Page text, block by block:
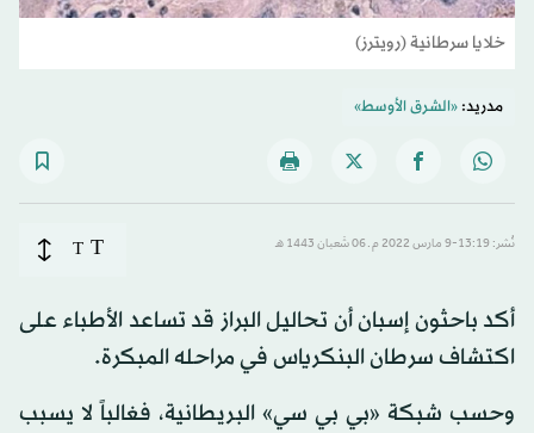
خلايا سرطانية (رويترز)
مدريد:«الشرق الأوسط»
نُشر: 13:19-9 مارس 2022 م ـ 06 شَعبان 1443 هـ T
T
أكد باحثون إسبان أن تحاليل البراز قد تساعد الأطباء على
اكتشاف سرطان البنكرياس في مراحله المبكرة.
وحسب شبكة «بي بي سي» البريطانية، فغالباً لا يسبب